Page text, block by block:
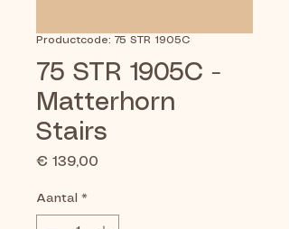
Productcode: 75 STR 1905C
75 STR 1905C -
Matterhorn
Stairs
€ 139,00
Aantal *